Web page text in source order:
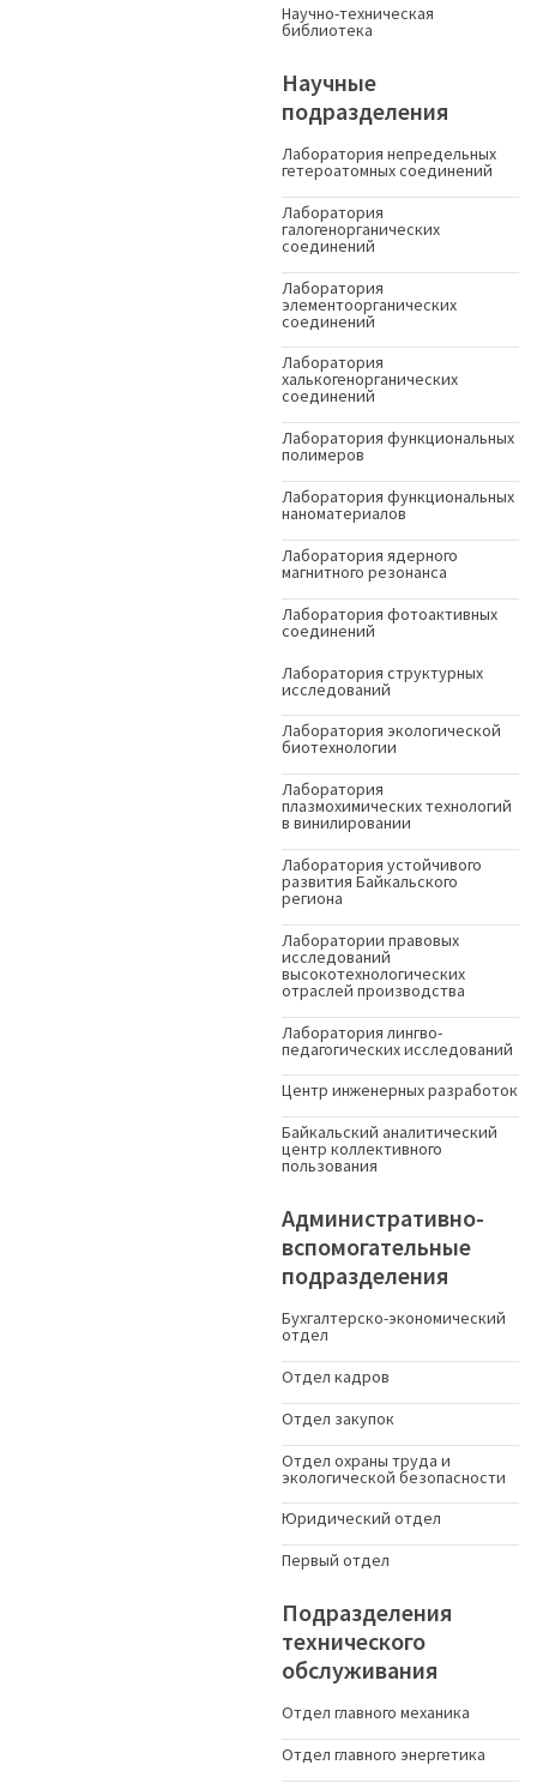
Научно-техническая
библиотека
Научные
подразделения
Лаборатория непредельных
гетероатомных соединений
Лаборатория
галогенорганических
соединений
Лаборатория
элементоорганических
соединений
Лаборатория
халькогенорганических
соединений
Лаборатория функциональных
полимеров
Лаборатория функциональных
наноматериалов
Лаборатория ядерного
магнитного резонанса
Лаборатория фотоактивных
соединений
Лаборатория структурных
исследований
Лаборатория экологической
биотехнологии
Лаборатория
плазмохимических технологий
в винилировании
Лаборатория устойчивого
развития Байкальского
региона
Лаборатории правовых
исследований
высокотехнологических
отраслей производства
Лаборатория лингво-
педагогических исследований
Центр инженерных разработок
Байкальский аналитический
центр коллективного
пользования
Административно-
вспомогательные
подразделения
Бухгалтерско-экономический
отдел
Отдел кадров
Отдел закупок
Отдел охраны труда и
экологической безопасности
Юридический отдел
Первый отдел
Подразделения
технического
обслуживания
Отдел главного механика
Отдел главного энергетика